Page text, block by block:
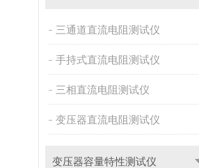
三通道直流电阻测试仪
手持式直流电阻测试仪
三相直流电阻测试仪
变压器直流电阻测试仪
变压器容量特性测试仪